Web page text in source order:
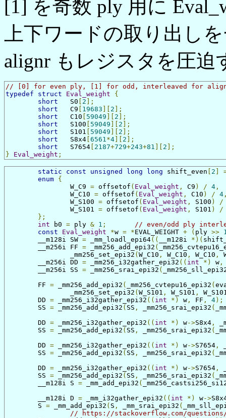
[1] を奇数 ply 用に
上下ワードの取り出し
alignr もレジスタを圧
// [0] for even ply, [1] for odd, interleaved for aligned
typedef
struct Eval_weight
{
short
	S0
2 ];
short
	C9
19683 2 ];
short
	C10
59049 2 ];
short
	S100
59049 2 ];
short
	S101
59049 2 ];
short
	S8x4
6561*4 2 ];
short
	S7654
2187+729+243+81 2 ];
}
Eval_weight ;
static const unsigned long long shift_even 2
enum {
		W_C9
= offsetof ( Eval_weight , C9 ) / 4 ,
		W_C10
= offsetof ( Eval_weight , C10 ) / 4
		W_S100
= offsetof ( Eval_weight , S100 )
/
		W_S101
= offsetof ( Eval_weight , S101 )
/
};
int b0 = ply & 1 ;
// even/odd ply
const
Eval_weight *w = *EVAL_WEIGHT + ( ply >>
	__m128i SW
= _mm_loadl_epi64(( __m128i *)(
	__m256i FF
= _mm256_add_epi32 (
		_mm256_set_epi32
( W_C10 , W_C10 , W_C10 ,
	__m256i DD
= _mm256_i32gather_epi32 (( int *) w ,
	__m256i SS
= _mm256_srai_epi32 (
	FF
= _mm256_add_epi32 ( _mm256_cvtepu16_epi32 (
		_mm256_set_epi32
( W_S101 , W_S101 ,
	DD
= _mm256_i32gather_epi32 (( int *) w , FF , 4);
	SS
= _mm256_add_epi32 ( SS , _mm256_srai_epi32 (
	DD
= _mm256_i32gather_epi32 (( int *) w->S8x4 ,
	SS
= _mm256_add_epi32 ( SS , _mm256_srai_epi32 (
	DD
= _mm256_i32gather_epi32 (( int *) w->S7654 ,
	SS
= _mm256_add_epi32 ( SS , _mm256_srai_epi32 (
	DD
= _mm256_i32gather_epi32 (( int *) w->S7654 ,
	SS
= _mm256_add_epi32 ( SS , _mm256_srai_epi32 (
	__m128i S
= _mm_add_epi32 (
	__m128i D
= _mm_i32gather_epi32 (( int *) w->
	S
= _mm_add_epi32 ( S , _mm_srai_epi32 (
// https://stackoverflow.com/